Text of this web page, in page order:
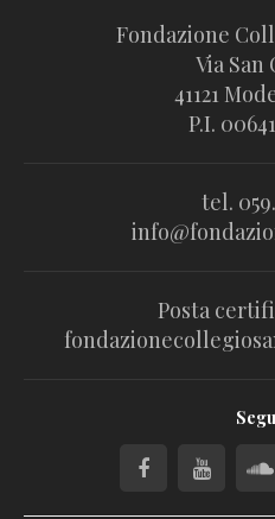
Fondazione
Via San
41121
P.I.
tel.
Posta